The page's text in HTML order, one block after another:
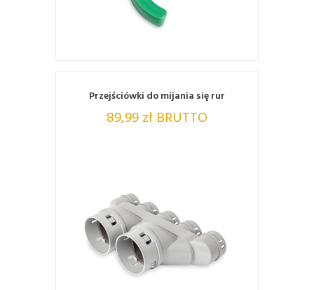
Przejściówki do mijania się rur
89,99 zł BRUTTO